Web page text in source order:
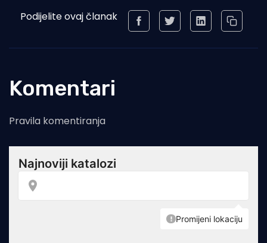
Podijelite ovaj članak
Komentari
Pravila komentiranja